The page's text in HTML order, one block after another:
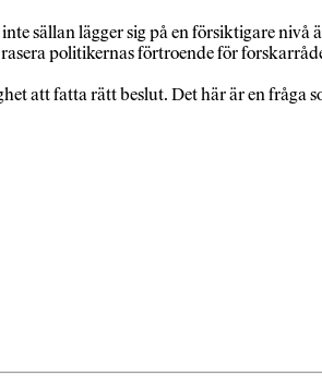
sällan lägger sig på en försiktigare
politikernas förtroende för
att fatta rätt beslut. Det här är en fråga